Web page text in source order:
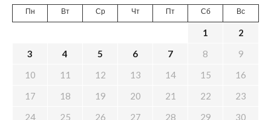
Пн Вт Ср Чт Пт Сб Вс
1
2
3
4 5 6 7 8
9
10
11 12 13 14 15
16
17
18 19 20 21 22
23
24
25 26 27 28 29
30